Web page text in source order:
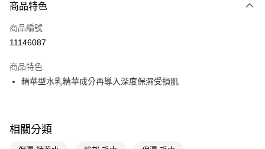
POYA支付
信用卡一次付款
LINE Pay
街口支付
商品特色
商品編號
11146087
商品特色
精華型水乳精華成分再導入深度保濕受損肌
相關分類